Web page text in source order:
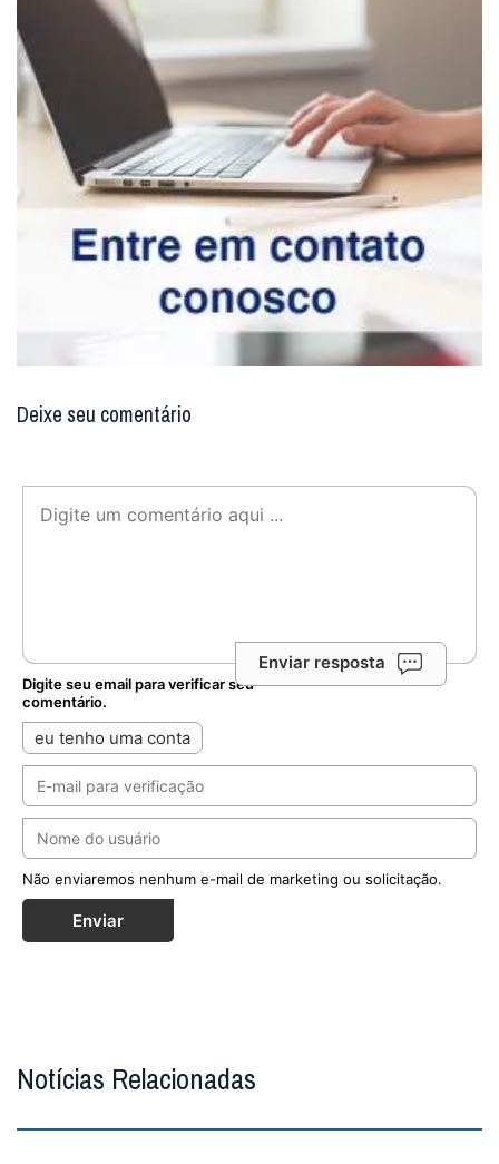
Deixe seu comentário
Enviar resposta
Digite seu email para verificar seu
comentário.
eu tenho uma conta
Não enviaremos nenhum e-mail de marketing ou solicitação.
Enviar
Notícias Relacionadas